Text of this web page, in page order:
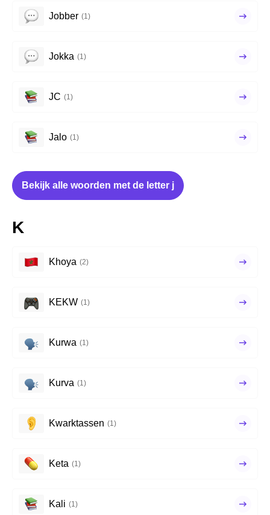
Jobber (1)
Jokka (1)
JC (1)
Jalo (1)
Bekijk alle woorden met de letter j
K
Khoya (2)
KEKW (1)
Kurwa (1)
Kurva (1)
Kwarktassen (1)
Keta (1)
Kali (1)